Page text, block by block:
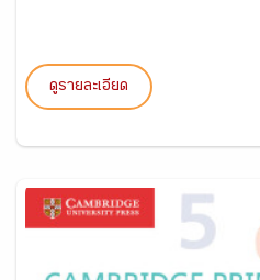
ดูรายละเอียด